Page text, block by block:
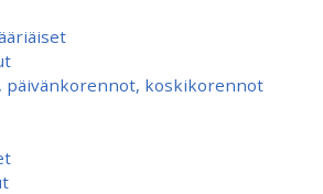
päivänkorennot, koskikorennot